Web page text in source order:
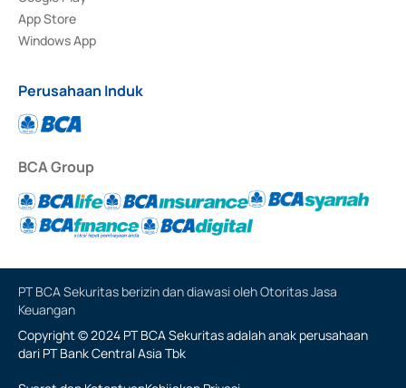
App Store
Windows App
Perusahaan Induk
BCA Group
PT BCA Sekuritas berizin dan diawasi oleh Otoritas Jasa
Keuangan
Copyright © 2024 PT BCA Sekuritas adalah anak perusahaan
dari PT Bank Central Asia Tbk